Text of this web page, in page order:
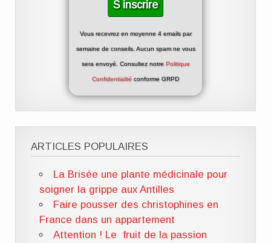
Vous recevrez en moyenne 4 emails par
semaine de conseils. Aucun spam ne vous
sera envoyé. Consultez notre Politique
Confidentialité conforme GRPD
ARTICLES POPULAIRES
La Brisée une plante médicinale pour
soigner la grippe aux Antilles
Faire pousser des christophines en
France dans un appartement
Attention ! Le fruit de la passion